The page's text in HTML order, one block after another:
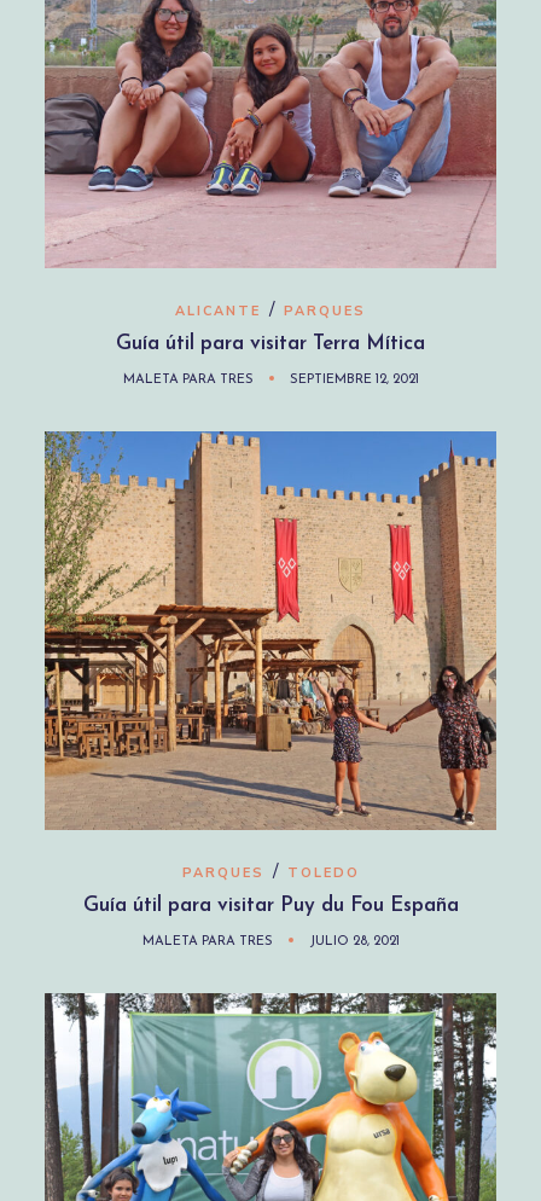
ALICANTE / PARQUES
Guía útil para visitar Terra Mítica
MALETA PARA TRES SEPTIEMBRE 12, 2021
PARQUES / TOLEDO
Guía útil para visitar Puy du Fou España
MALETA PARA TRES JULIO 28, 2021